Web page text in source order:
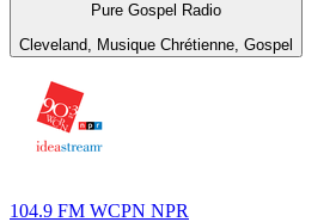
Pure Gospel Radio
Cleveland, Musique Chrétienne, Gospel
104.9 FM WCPN NPR